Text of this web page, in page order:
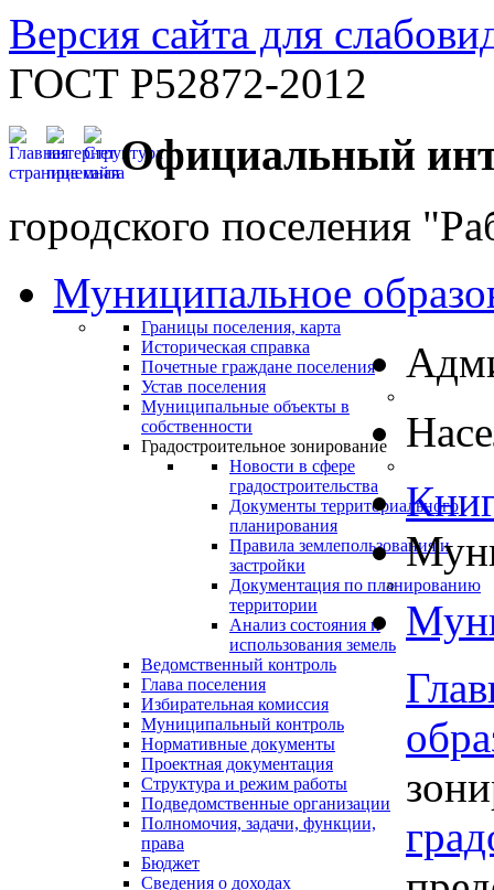
Версия сайта для
ГОСТ Р52872-2012
Официальный
городского поселения
Муниципальное
Границы поселения, карта
Историческая справка
Почетные граждане поселения
Устав поселения
Муниципальные объекты в
собственности
Градостроительное зонирование
Новости в сфере
градостроительства
Документы территориального
планирования
Правила землепользования и
застройки
Документация по планированию
территории
Анализ состояния и
использования земель
Ведомственный контроль
Глава поселения
Избирательная комиссия
Муниципальный контроль
Нормативные документы
Проектная документация
Структура и режим работы
Подведомственные организации
Полномочия, задачи, функции,
права
Бюджет
Сведения о доходах